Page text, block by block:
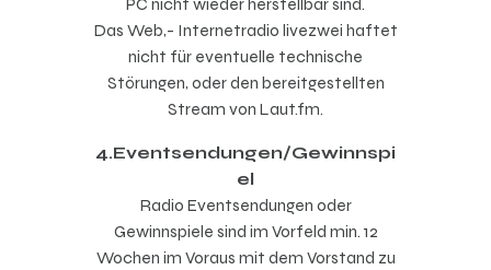
Das Web,- Internetradio livezwei haftet
nicht für eventuelle technische
Störungen, oder den bereitgestellten
Stream von Laut.fm.
4.Eventsendungen/Gewinnspi
el
Radio Eventsendungen oder
Gewinnspiele sind im Vorfeld min. 12
Wochen im Voraus mit dem Vorstand zu